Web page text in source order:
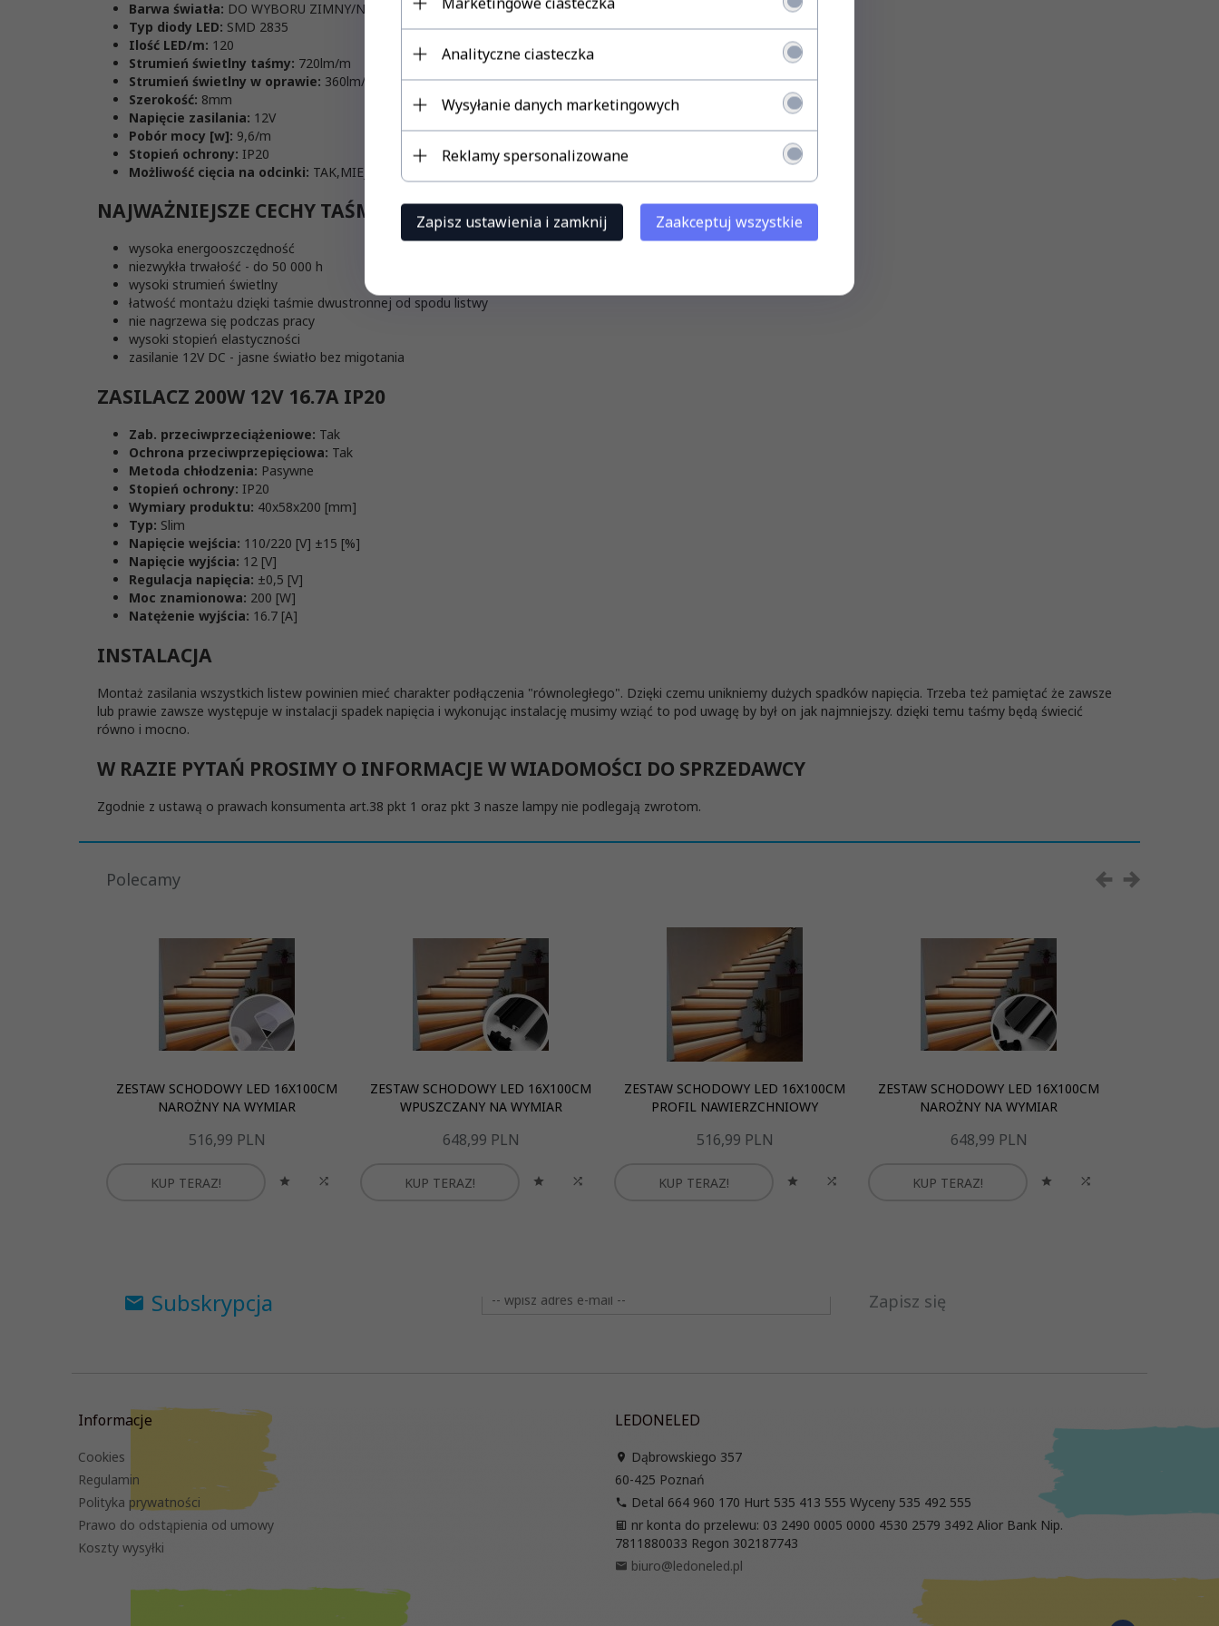
Barwa światła: DO WYBORU ZIMNY/NEUTRALNY/CIEPŁY
Typ diody LED: SMD 2835
Ilość LED/m: 120
Strumień świetlny taśmy: 720lm/m
Strumień świetlny w oprawie: 360lm/m
Szerokość: 8mm
Napięcie zasilania: 12V
Pobór mocy [w]: 9,6/m
Stopień ochrony: IP20
Możliwość cięcia na odcinki: TAK,MIEJSCE CIĘCIA CO OK. 5cm
NAJWAŻNIEJSZE CECHY TAŚMY LED:
wysoka energooszczędność
niezwykła trwałość - do 50 000 h
wysoki strumień świetlny
łatwość montażu dzięki taśmie dwustronnej od spodu listwy
nie nagrzewa się podczas pracy
wysoki stopień elastyczności
zasilanie 12V DC - jasne światło bez migotania
ZASILACZ 200W 12V 16.7A IP20
Zab. przeciwprzeciążeniowe: Tak
Ochrona przeciwprzepięciowa: Tak
Metoda chłodzenia: Pasywne
Stopień ochrony: IP20
Wymiary produktu: 40x58x200 [mm]
Typ: Slim
Napięcie wejścia: 110/220 [V] ±15 [%]
Napięcie wyjścia: 12 [V]
Regulacja napięcia: ±0,5 [V]
Moc znamionowa: 200 [W]
Natężenie wyjścia: 16.7 [A]
INSTALACJA
Montaż zasilania wszystkich listew powinien mieć charakter podłączenia "równoległego". Dzięki czemu unikniemy dużych spadków napięcia. Trzeba też pamiętać że zawsze
lub prawie zawsze występuje w instalacji spadek napięcia i wykonując instalację musimy wziąć to pod uwagę by był on jak najmniejszy. dzięki temu taśmy będą świecić
równo i mocno.
W RAZIE PYTAŃ PROSIMY O INFORMACJE W WIADOMOŚCI DO SPRZEDAWCY
Zgodnie z ustawą o prawach konsumenta art.38 pkt 1 oraz pkt 3 nasze lampy nie podlegają zwrotom.
Polecamy
ZESTAW SCHODOWY LED 16X100CM
NAROŻNY NA WYMIAR
516,99 PLN
KUP TERAZ!
ZESTAW SCHODOWY LED 16X100CM
WPUSZCZANY NA WYMIAR
648,99 PLN
KUP TERAZ!
ZESTAW SCHODOWY LED 16X100CM
PROFIL NAWIERZCHNIOWY
516,99 PLN
KUP TERAZ!
ZESTAW SCHODOWY LED 16X100CM
NAROŻNY NA WYMIAR
648,99 PLN
KUP TERAZ!
Subskrypcja Zapisz się
Informacje
Cookies
Regulamin
Polityka prywatności
Prawo do odstąpienia od umowy
Koszty wysyłki
LEDONELED
Dąbrowskiego 357
60-425 Poznań
Detal 664 960 170 Hurt 535 413 555 Wyceny 535 492 555
nr konta do przelewu: 03 2490 0005 0000 4530 2579 3492 Alior Bank Nip.
7811880033 Regon 302187743
biuro@ledoneled.pl
Analityczne ciasteczka
Wysyłanie danych marketingowych
Reklamy spersonalizowane
Zapisz ustawienia i zamknij Zaakceptuj wszystkie